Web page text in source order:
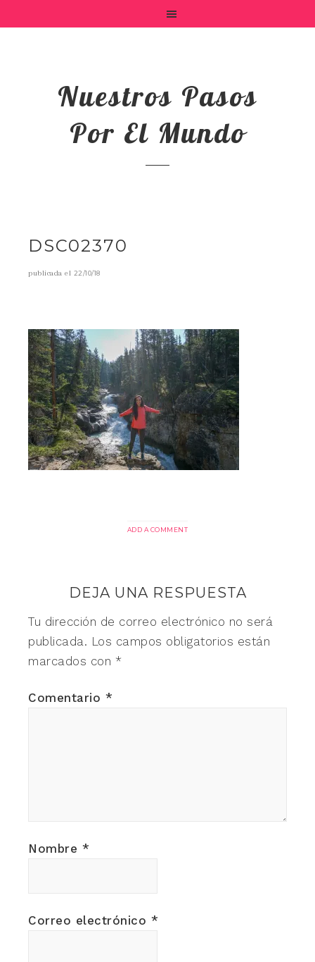
Nuestros Pasos
Por El Mundo
DSC02370
publicada el 22/10/18
ADD A COMMENT
DEJA UNA RESPUESTA
Tu dirección de correo electrónico no será
publicada. Los campos obligatorios están
marcados con *
Comentario *
Nombre *
Correo electrónico *